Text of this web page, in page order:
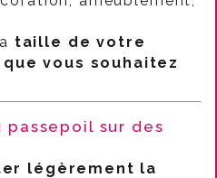
taille de votre
vous souhaitez
passepoil sur des
légèrement la